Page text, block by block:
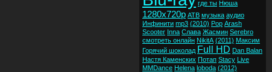
где ты Нюша
1280x720p ATB музыка аудио
Инфинити mp3 (2010) Pop Arash
Scooter Inna Слава Жасмин Serebro
смотреть онлайн NikitA (2011) Максим
Горячий шоколад Full HD Dan Balan
Настя Каменских Потап Stacy Live
MMDance Helena loboda (2012)